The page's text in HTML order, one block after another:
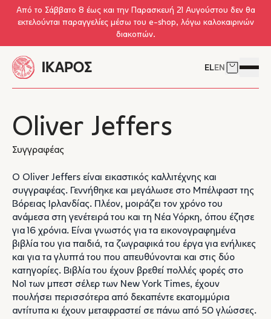
Skip to main content
Από το Σάββατο 8 έως και την Παρασκευή 21 Αυγούστου δεν θα
εκτελούνται παραγγελίες μέσω του e-shop, λόγω καλοκαιρινών
διακοπών.
ELEN Δείτε το
Oliver Jeffers
Συγγραφέας
Ο Oliver Jeffers είναι εικαστικός καλλιτέχνης και
συγγραφέας. Γεννήθηκε και μεγάλωσε στο Μπέλφαστ της
Βόρειας Ιρλανδίας. Πλέον, μοιράζει τον χρόνο του
ανάμεσα στη γενέτειρά του και τη Νέα Υόρκη, όπου έζησε
για 16 χρόνια. Είναι γνωστός για τα εικονογραφημένα
βιβλία του για παιδιά, τα ζωγραφικά του έργα για ενήλικες
και για τα γλυπτά του που απευθύνονται και στις δύο
κατηγορίες. Βιβλία του έχουν βρεθεί πολλές φορές στο
Νο1 των μπεστ σέλερ των New York Times, έχουν
πουλήσει περισσότερα από δεκαπέντε εκατομμύρια
αντίτυπα κι έχουν μεταφραστεί σε πάνω από 50 γλώσσες.